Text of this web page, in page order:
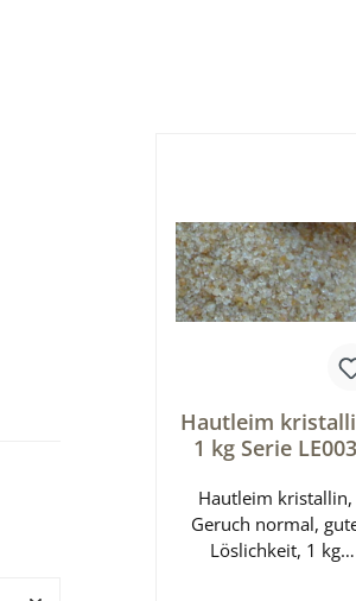
Hautleim
1 kg Serie LE003
Hautleim kristallin,
Geruch normal,
Löslichkeit, 1 kg